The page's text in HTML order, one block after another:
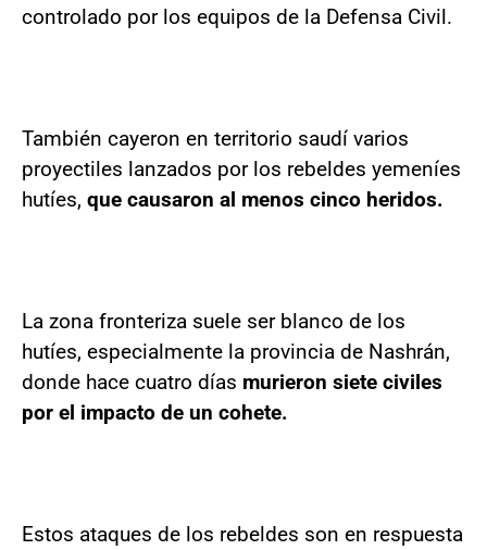
controlado por los equipos de la Defensa Civil.
También cayeron en territorio saudí varios
proyectiles lanzados por los rebeldes yemeníes
hutíes, que causaron al menos cinco heridos.
La zona fronteriza suele ser blanco de los
hutíes, especialmente la provincia de Nashrán,
donde hace cuatro días murieron siete civiles
por el impacto de un cohete.
Estos ataques de los rebeldes son en respuesta